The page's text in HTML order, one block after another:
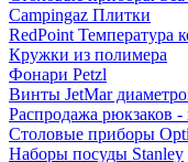
Campingaz Плитки
RedPoint Температура
Кружки из полимера
Фонари Petzl
Винты JetMar
Распродажа рюкзаков -
Столовые приборы
Наборы посуды Stanley